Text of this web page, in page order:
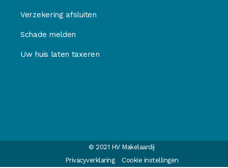
Verzekering afsluiten
Schade melden
Uw huis laten taxeren
© 2021 HV Makelaardij
Privacyverklaring
Cookie instellingen